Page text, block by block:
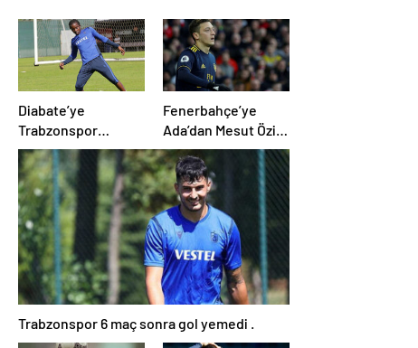
Diabate’ye
Trabzonspor
yönetiminden
kesik! .
Fenerbahçe’ye
Ada’dan Mesut Özil
müjdesi!
Trabzonspor 6 maç sonra gol yemedi .